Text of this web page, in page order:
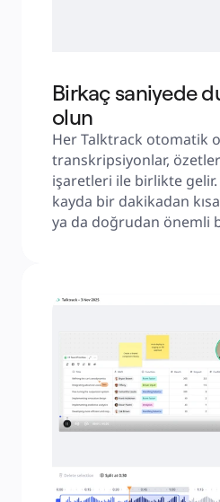
Birkaç saniyede
olun
Her Talktrack otomatik
transkripsiyonlar,
işaretleri ile birlikte gelir.
kayda bir dakikadan
ya da doğrudan önemli